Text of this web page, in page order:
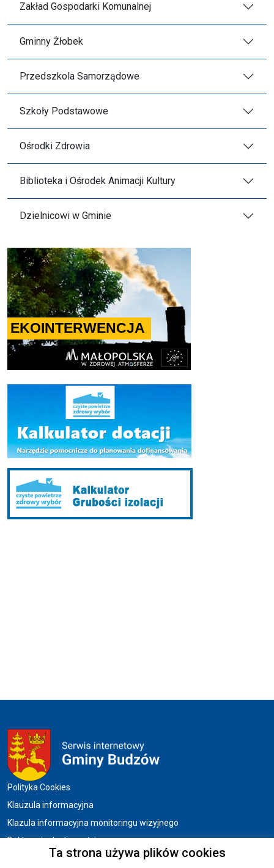
Zakład Gospodarki Komunalnej
Gminny Żłobek
Przedszkola Samorządowe
Szkoły Podstawowe
Ośrodki Zdrowia
Biblioteka i Ośrodek Animacji Kultury
Dzielnicowi w Gminie
Menu w stopce
Polityka Cookies
Klauzula informacyjna
Klazula informacyjna monitoringu wizyjnego
Deklaracja dostępności
Ta strona używa plików cookies